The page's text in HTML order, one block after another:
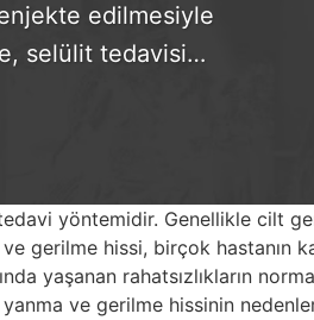
edilmesiyle
selülit tedavisi…
yöntemidir. Genellikle cilt
gerilme hissi, birçok hastanın
yaşanan rahatsızlıkların
ve gerilme hissinin